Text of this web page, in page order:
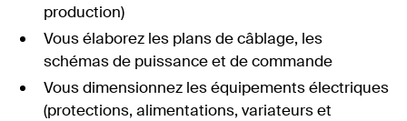
production)
Vous élaborez les plans de câblage, les
schémas de puissance et de commande
Vous dimensionnez les équipements électriques
(protections, alimentations, variateurs et